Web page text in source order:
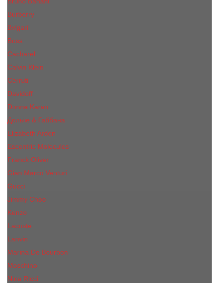
Burberry
Bvlgari
Boss
Cacharel
Calvin Klein
Cerruti
Davidoff
Donna Karan
Дольче & Габбана
Elizabeth Arden
Escentric Molecules
Franck Oliver
Gian Marco Venturi
Gucci
Jimmy Choo
Kenzo
Lacoste
Lanvin
Marina De Bourbon
Moschino
Nina Ricci